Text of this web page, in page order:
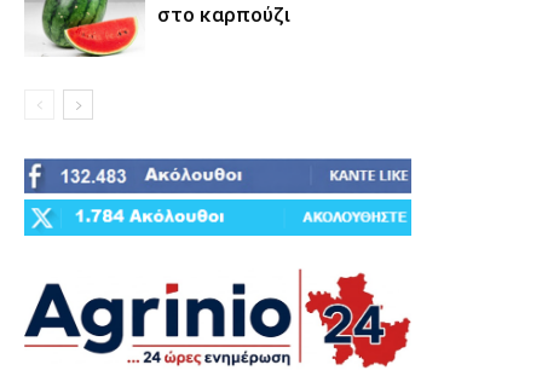
στο καρπούζι